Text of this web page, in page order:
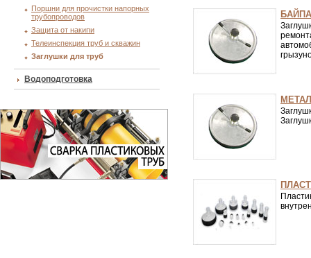
Поршни для прочистки напорных
трубопроводов
Защита от накипи
Телеинспекция труб и скважин
Заглушки для труб
Водоподготовка